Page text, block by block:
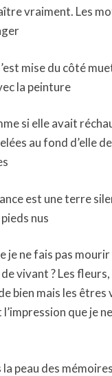
vraiment. Les
mise du côté
la peinture
si elle avait
au fond d’elle
est une terre
nus
je ne fais pas
vivant ? Les
bien mais les êtres
que je
la peau des